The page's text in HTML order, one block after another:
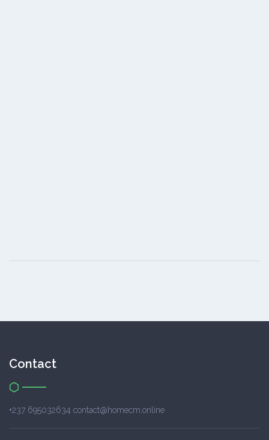
Contact
+237 695032634 contact@homecm.online